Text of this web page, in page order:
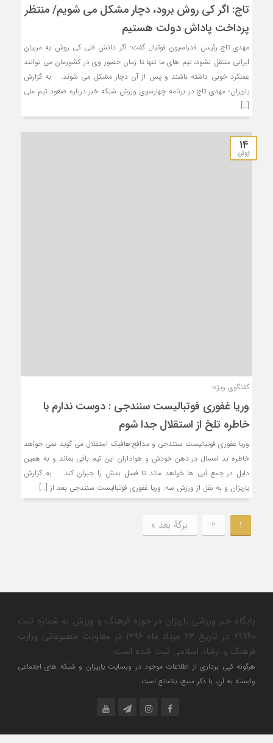
تاج: اگر کی روش برود، دچار مشکل می شویم/ منتظر
پرداخت پاداش دولت هستیم
مهدی تاج رئیس فدراسیون فوتبال گفت: اگر دانش فنی کی روش به مربیان
ایرانی منتقل نشود، تیم های ما تنها تا زمان حضور وی در کشورمان می توانند
عملکرد خوبی داشته باشند و پس از آن دچار مشکل می شوند. به گزارش
یاریزان؛ مهدی تاج در برنامه چهارسوی ورزش شبکه خبر درباره صعود تیم ملی
[…]
14
ژوئن
گفتگوی ویژه؛
وریا غفوری فوتبالیست سنندجی : دوست ندارم با
خاطره تلخ از استقلال جدا شوم
وریا غفوری فوتبالیست سنندجی و مدافع-هافبک استقلال می گوید نمی خواهد
خاطره بد امسال در ذهن خودش و هواداران این تیم باقی بماند و به همین
دلیل در جمع آبی ها خواهد ماند تا فصل بدش را جبران کند. به گزارش
یاریزان و به نقل از ورزش سه: وریا غفوری فوتبالیست سنندجی بعد از […]
1
2 برگهٔ بعد »
پایگاه خبر ورزشی یاریزان در حوزه فرهنگ و ورزش به شماره ثبت
۷۹۷۶۰ در تاریخ ۲۳ مرداد ماه ۱۳۹۶ در معاونت مطبوعاتی وزارت
فرهنگ و ارشاد اسلامی ثبت شده است.
هرگونه کپی برداری از اطلاعات موجود در وبسایت یاریزان و شبکه های اجتماعی
وابسته به آن، با ذکر منبع، بلامانع است.